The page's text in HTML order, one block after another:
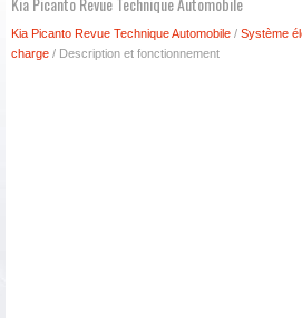
Kia Picanto Revue Technique Automobile / Système
charge / Description et fonctionnement